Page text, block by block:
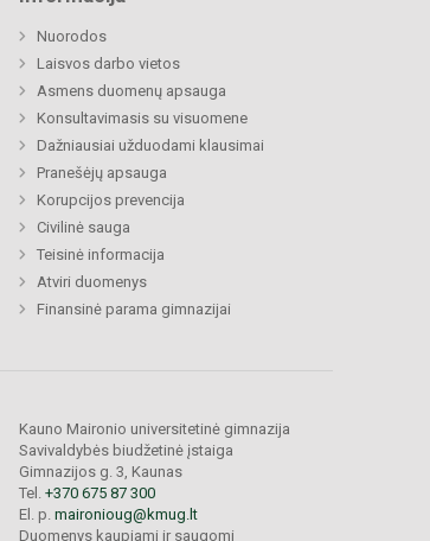
Nuorodos
Laisvos darbo vietos
Asmens duomenų apsauga
Konsultavimasis su visuomene
Dažniausiai užduodami klausimai
Pranešėjų apsauga
Korupcijos prevencija
Civilinė sauga
Teisinė informacija
Atviri duomenys
Finansinė parama gimnazijai
Kauno Maironio universitetinė gimnazija
Savivaldybės biudžetinė įstaiga
Gimnazijos g. 3, Kaunas
Tel. +370 675 87 300
El. p. maironioug@kmug.lt
Duomenys kaupiami ir saugomi